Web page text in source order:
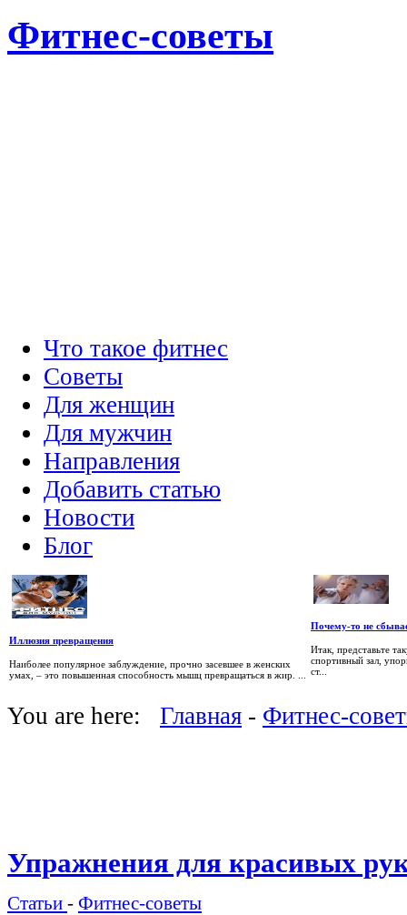
Фитнес-советы
Что такое фитнес
Советы
Для женщин
Для мужчин
Направления
Добавить статью
Новости
Блог
Иллюзия превращения
Наиболее популярное заблуждение, прочно засевшее в женских
умах, – это повышенная способность мышц превращаться в жир. ...
Почему-то не
Итак, представьте
спортивный зал,
ст...
You are here: Главная - Фитнес-
Упражнения для красивых
Статьи - Фитнес-советы